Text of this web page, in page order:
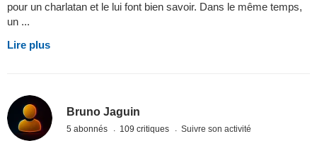
pour un charlatan et le lui font bien savoir. Dans le même temps,
un ...
Lire plus
Bruno Jaguin
5 abonnés 109 critiques Suivre son activité